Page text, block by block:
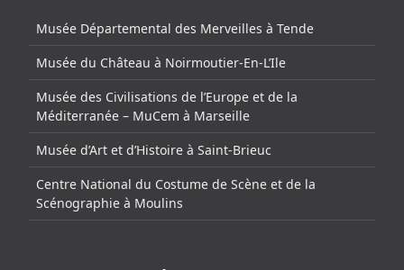
Musée Départemental des Merveilles à Tende
Musée du Château à Noirmoutier-En-L’Ile
Musée des Civilisations de l’Europe et de la
Méditerranée – MuCem à Marseille
Musée d’Art et d’Histoire à Saint-Brieuc
Centre National du Costume de Scène et de la
Scénographie à Moulins